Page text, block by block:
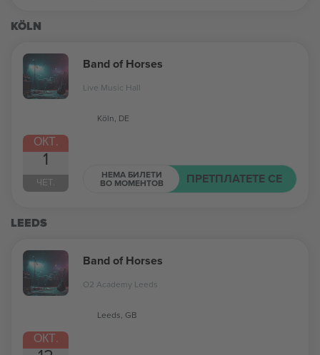
KÖLN
ОКТ.
1
ЧЕТ.
Band of Horses
Live Music Hall
Köln, DE
НЕМА БИЛЕТИ
ВО МОМЕНТОВ ПРЕТПЛАТЕТЕ СЕ
LEEDS
ОКТ.
Band of Horses
O2 Academy Leeds
Leeds, GB